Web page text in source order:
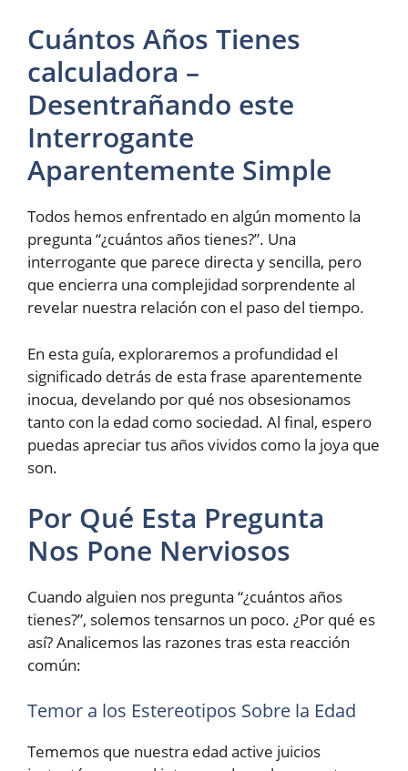
Cuántos Años Tienes
calculadora –
Desentrañando este
Interrogante
Aparentemente Simple
Todos hemos enfrentado en algún momento la
pregunta “¿cuántos años tienes?”. Una
interrogante que parece directa y sencilla, pero
que encierra una complejidad sorprendente al
revelar nuestra relación con el paso del tiempo.
En esta guía, exploraremos a profundidad el
significado detrás de esta frase aparentemente
inocua, develando por qué nos obsesionamos
tanto con la edad como sociedad. Al final, espero
puedas apreciar tus años vividos como la joya que
son.
Por Qué Esta Pregunta
Nos Pone Nerviosos
Cuando alguien nos pregunta “¿cuántos años
tienes?”, solemos tensarnos un poco. ¿Por qué es
así? Analicemos las razones tras esta reacción
común:
Temor a los Estereotipos Sobre la Edad
Tememos que nuestra edad active juicios